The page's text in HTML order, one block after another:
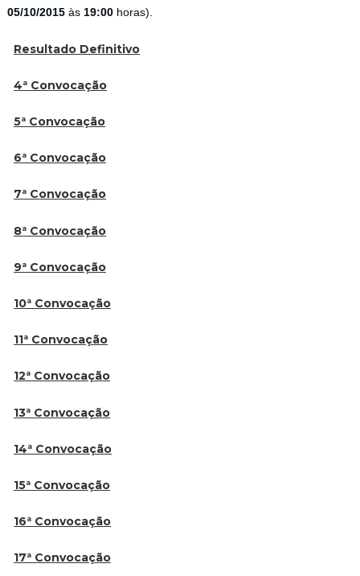
05/10/2015 às 19:00 horas).
Resultado Definitivo
4ª Convocação
5ª Convocação
6ª Convocação
7ª Convocação
8ª Convocação
9ª Convocação
10ª Convocação
11ª Convocação
12ª Convocação
13ª Convocação
14ª Convocação
15ª Convocação
16ª Convocação
17ª Convocação